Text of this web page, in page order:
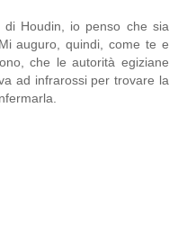
Houdin, io penso che sia
auguro, quindi, come te e
che le autorità egiziane
ad infrarossi per trovare la